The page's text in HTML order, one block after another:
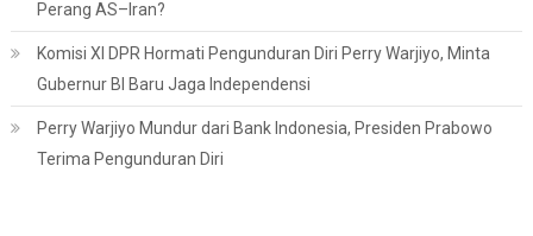
Perang AS–Iran?
Komisi XI DPR Hormati Pengunduran Diri Perry Warjiyo, Minta
Gubernur BI Baru Jaga Independensi
Perry Warjiyo Mundur dari Bank Indonesia, Presiden Prabowo
Terima Pengunduran Diri